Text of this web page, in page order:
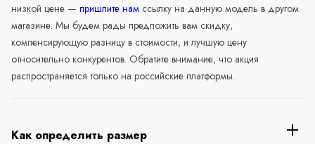
низкой цене — пришлите нам ссылку на данную модель в другом
магазине. Мы будем рады предложить вам скидку,
компенсирующую разницу в стоимости, и лучшую цену
относительно конкурентов. Обратите внимание, что акция
распространяется только на российские платформы.
Как определить размер